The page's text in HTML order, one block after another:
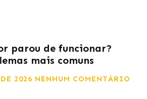
parou de funcionar?
mais comuns
2026 NENHUM COMENTÁRIO